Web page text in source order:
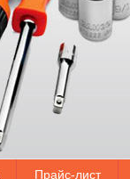
Прайс-лист